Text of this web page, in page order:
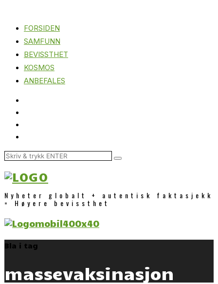
FORSIDEN
SAMFUNN
BEVISSTHET
KOSMOS
ANBEFALES
Nyheter globalt + autentisk faktasjekk
= Høyere bevissthet
Bla i tag
massevaksinasjon